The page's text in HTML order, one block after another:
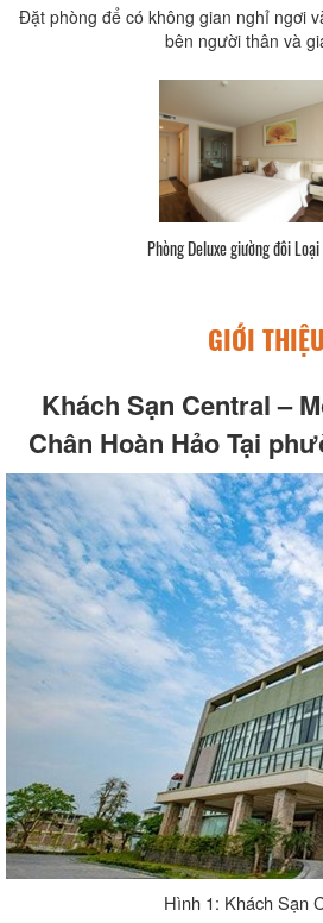
Đặt phòng để có không gian nghỉ ngơi
bên người thân và
Phòng cao cấp Loại
GIỚI THIỆU
Khách Sạn Central –
Chân Hoàn Hảo Tại
Hình 1: Khách Sạn